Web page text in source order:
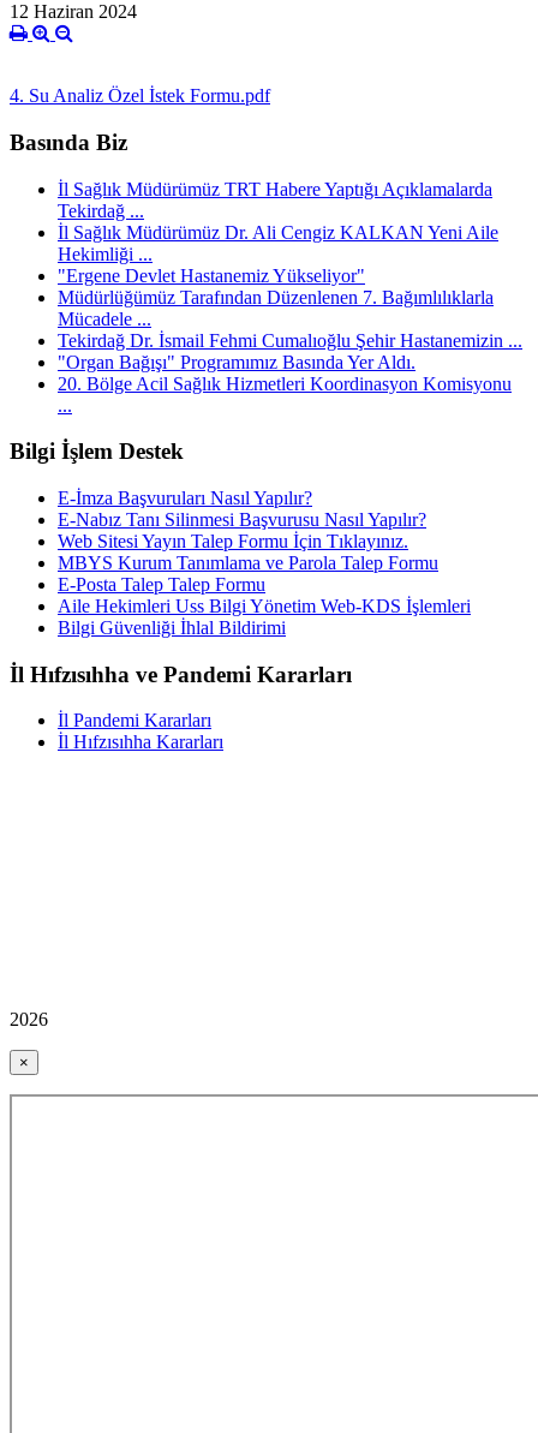
12 Haziran 2024
4. Su Analiz Özel İstek Formu.pdf
Basında Biz
İl Sağlık Müdürümüz TRT Habere Yaptığı Açıklamalarda
Tekirdağ ...
İl Sağlık Müdürümüz Dr. Ali Cengiz KALKAN Yeni Aile
Hekimliği ...
"Ergene Devlet Hastanemiz Yükseliyor"
Müdürlüğümüz Tarafından Düzenlenen 7. Bağımlılıklarla
Mücadele ...
Tekirdağ Dr. İsmail Fehmi Cumalıoğlu Şehir Hastanemizin ...
"Organ Bağışı" Programımız Basında Yer Aldı.
20. Bölge Acil Sağlık Hizmetleri Koordinasyon Komisyonu
...
Bilgi İşlem Destek
E-İmza Başvuruları Nasıl Yapılır?
E-Nabız Tanı Silinmesi Başvurusu Nasıl Yapılır?
Web Sitesi Yayın Talep Formu İçin Tıklayınız.
MBYS Kurum Tanımlama ve Parola Talep Formu
E-Posta Talep Talep Formu
Aile Hekimleri Uss Bilgi Yönetim Web-KDS İşlemleri
Bilgi Güvenliği İhlal Bildirimi
İl Hıfzısıhha ve Pandemi Kararları
İl Pandemi Kararları
İl Hıfzısıhha Kararları
2026
×